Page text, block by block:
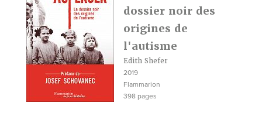
dossier noir des
origines de
l'autisme
Edith Shefer
2019
Flammarion
398 pages